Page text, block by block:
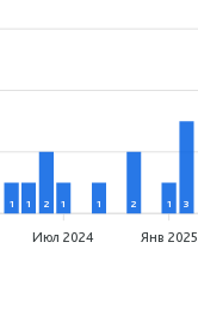
1 1 2 1 1 2 1 3
Июл 2024 Янв 2025